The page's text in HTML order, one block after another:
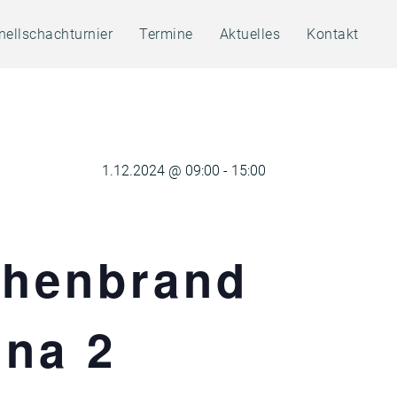
Termine Aktuelles Kontakt
2
1.12.2024 @ 09:00 - 15:00